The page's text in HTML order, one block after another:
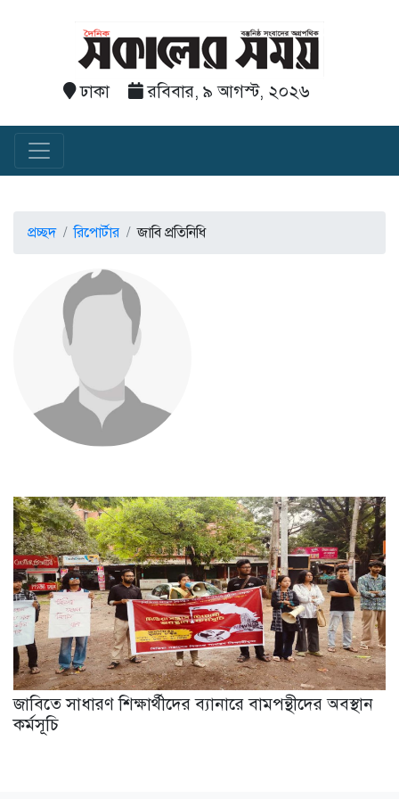
ঢাকা রবিবার, ৯ আগস্ট, ২০২৬
প্রচ্ছদ রিপোর্টার জাবি প্রতিনিধি
জাবিতে সাধারণ শিক্ষার্থীদের ব্যানারে বামপন্থীদের অবস্থান
কর্মসূচি